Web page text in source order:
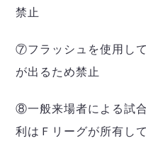
禁止
⑦フラッシュを使用し
が出るため禁止
⑧一般来場者による試
利はＦリーグが所有し